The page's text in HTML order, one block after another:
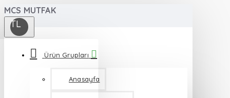
MCS MUTFAK
TL
Ürün Grupları
Anasayfa